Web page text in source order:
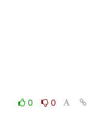
0
0